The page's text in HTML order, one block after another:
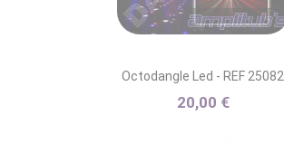
Octodangle Led - REF 25082
20,00 €